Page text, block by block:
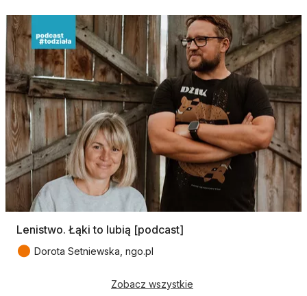
Lenistwo. Łąki to lubią [podcast]
● Dorota Setniewska, ngo.pl
Zobacz wszystkie